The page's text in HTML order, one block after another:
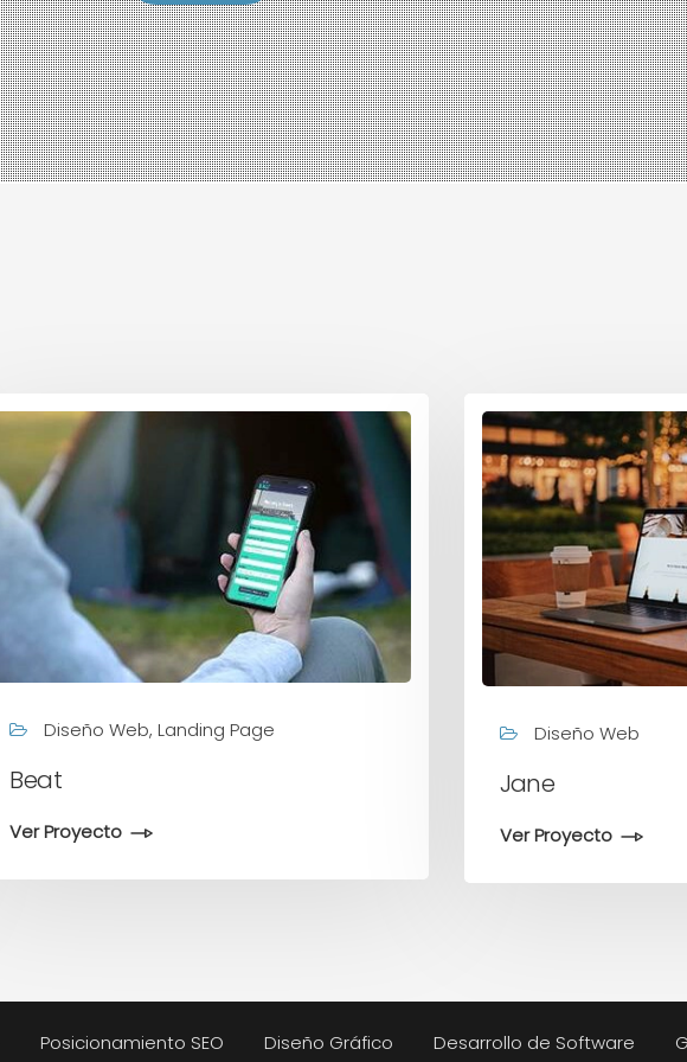
Diseño Web, Landing Page
Beat
Ver Proyecto
Diseño Web
Jane
Ver Proyecto
Posicionamiento SEO Diseño Gráfico Desarrollo de Software